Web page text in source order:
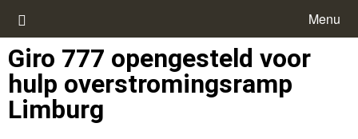
Menu
Giro 777 opengesteld voor
hulp overstromingsramp
Limburg